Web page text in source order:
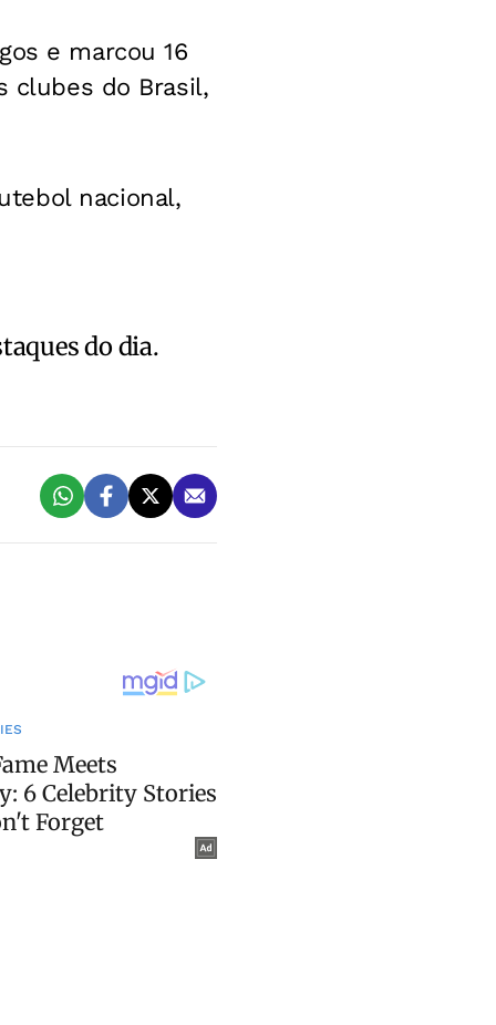
e marcou 16
clubes do Brasil,
nacional,
do dia.